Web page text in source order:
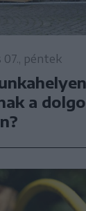
07., péntek
a